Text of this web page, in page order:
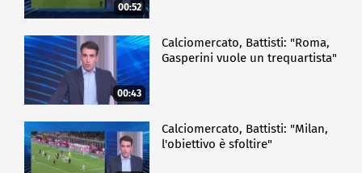
00:52
00:43
Calciomercato, Battisti: "Roma,
Gasperini vuole un trequartista"
Calciomercato, Battisti: "Milan,
l'obiettivo è sfoltire"